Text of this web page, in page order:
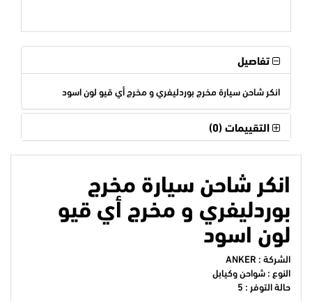
تفاصيل
انكر شاحن سيارة مخرج بوردليفري و مخرج أي قيو لون اسود
التقييمات (0)
انكر شاحن سيارة مخرج
بوردليفري و مخرج أي قيو
لون اسود
الشركة : ANKER
النوع : شواحن وكيابل
حالة التوفر : 5